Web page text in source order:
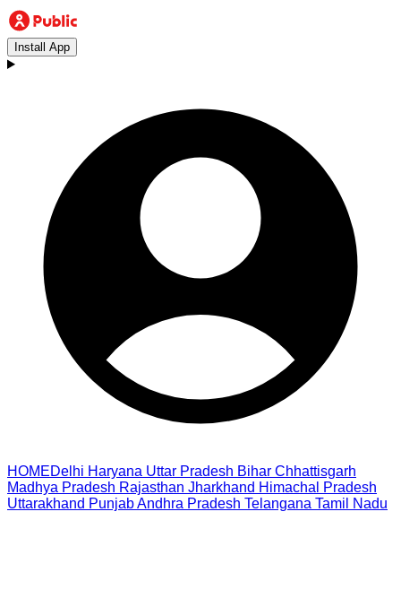
Install App
HOMEDelhi Haryana Uttar Pradesh Bihar Chhattisgarh
Madhya Pradesh Rajasthan Jharkhand Himachal Pradesh
Uttarakhand PunjabAndhra Pradesh Telangana Tamil Nadu